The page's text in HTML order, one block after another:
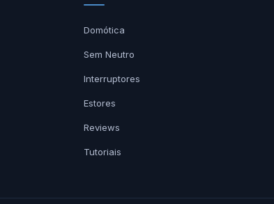
Domótica
Sem Neutro
Interruptores
Estores
Reviews
Tutoriais